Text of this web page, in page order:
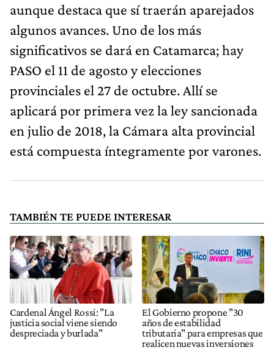
aunque destaca que sí traerán aparejados
algunos avances. Uno de los más
significativos se dará en Catamarca; hay
PASO el 11 de agosto y elecciones
provinciales el 27 de octubre. Allí se
aplicará por primera vez la ley sancionada
en julio de 2018, la Cámara alta provincial
está compuesta íntegramente por varones.
TAMBIÉN TE PUEDE INTERESAR
Cardenal Ángel Rossi: "La
justicia social viene siendo
despreciada y burlada"
El Gobierno propone "30
años de estabilidad
tributaria" para empresas que
realicen nuevas inversiones